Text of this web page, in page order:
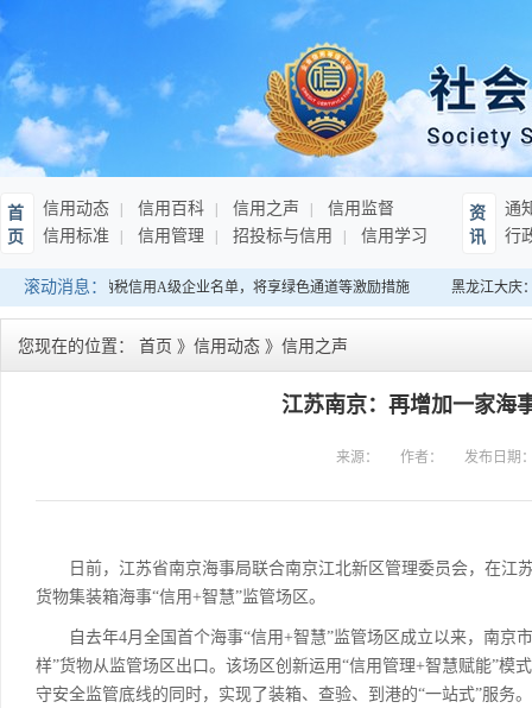
首
页
信用动态 信用百科 信用之声
信用监督
信用标准
信用管理 招投标与信用 信用学习
资
讯
通
行
滚动消息：
发布连续10年纳税信用A级企业名单，将享绿色通道等激励措施 黑龙江大庆
您现在的位置： 首页 》 信用动态 》 信用之声
江苏南京：再增加一家海
来源： 作者： 发布日期
日前，江苏省南京海事局联合南京江北新区管理委员会，在江
货物集装箱海事“信用+智慧”监管场区。
自去年4月全国首个海事“信用+智慧”监管场区成立以来，南京
样”货物从监管场区出口。该场区创新运用“信用管理+智慧赋能”
守安全监管底线的同时，实现了装箱、查验、到港的“一站式”服务